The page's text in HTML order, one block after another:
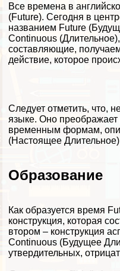
Все времена в
(Future). Сегодня в
названием Future
Continuous
составляющие,
действие, которое
Следует отметить, что,
языке. Оно преображает
временным формам,
(Настоящее
Образование
Как образуется время
конструкция, которая
втором – конструкция
Continuous (Будущее
утвердительных,